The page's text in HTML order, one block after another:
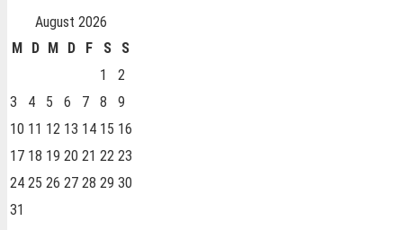
August 2026
M D M D F S
S
1
2
3
4 5 6 7 8
9
10 11 12 13 14 15 16
17 18 19 20 21 22 23
24 25 26 27 28 29 30
31